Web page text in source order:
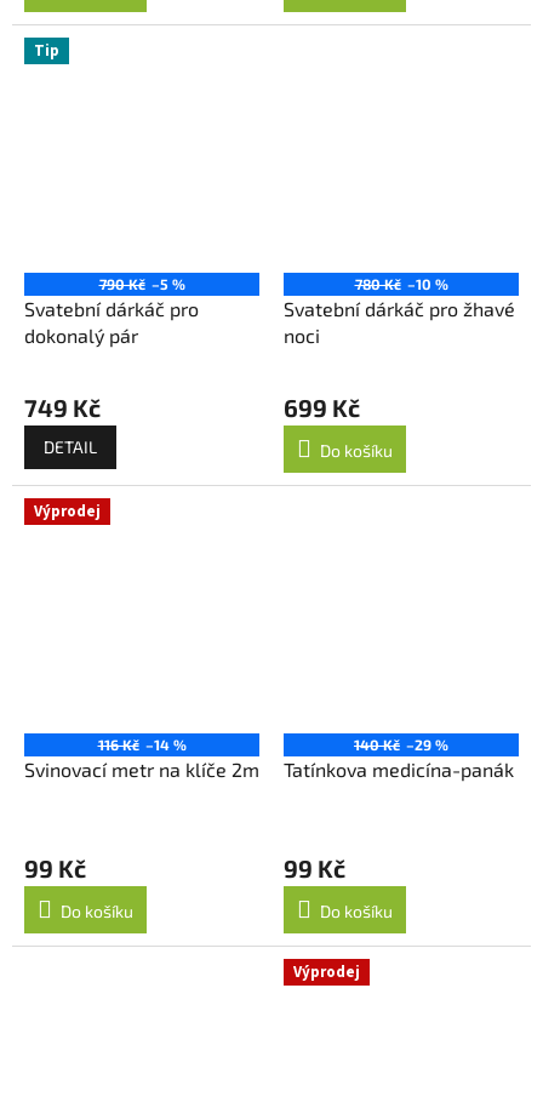
Tip
790 Kč –5 %
Svatební dárkáč pro
dokonalý pár
749 Kč
DETAIL
780 Kč –10 %
Svatební dárkáč pro žhavé
noci
699 Kč
Do košíku
Výprodej
116 Kč –14 %
Svinovací metr na klíče 2m
99 Kč
Do košíku
140 Kč –29 %
Tatínkova medicína-panák
99 Kč
Do košíku
Výprodej